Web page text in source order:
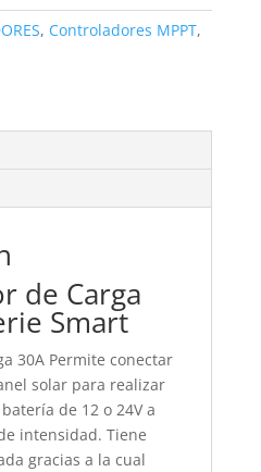
, Controladores MPPT,
de Carga
Smart
30A Permite conectar
solar para realizar
de 12 o 24V a
intensidad. Tiene
gracias a la cual